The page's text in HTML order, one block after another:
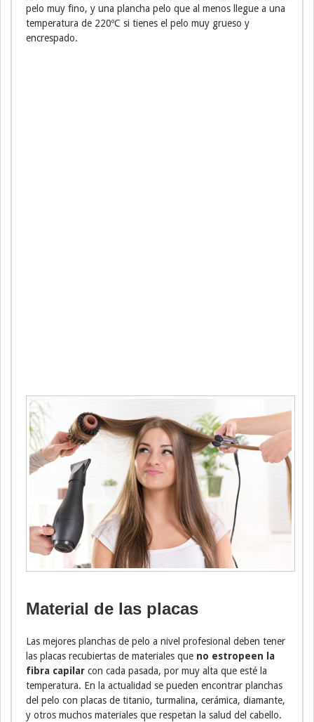
pelo muy fino, y una plancha pelo que al menos llegue a una
temperatura de 220ºC si tienes el pelo muy grueso y
encrespado.
Material de las placas
Las mejores planchas de pelo a nivel profesional deben tener
las placas recubiertas de materiales que no estropeen la
fibra capilar con cada pasada, por muy alta que esté la
temperatura. En la actualidad se pueden encontrar planchas
del pelo con placas de titanio, turmalina, cerámica, diamante,
y otros muchos materiales que respetan la salud del cabello.